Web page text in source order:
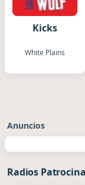
Kicks
White Plains
Anuncios
Radios